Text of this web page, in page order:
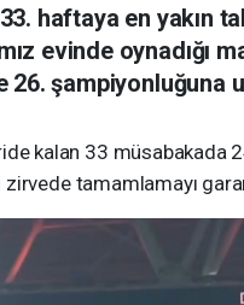
haftaya en yakın
evinde oynadığı
şampiyonluğuna
kalan 33 müsabakada
zirvede tamamlamayı